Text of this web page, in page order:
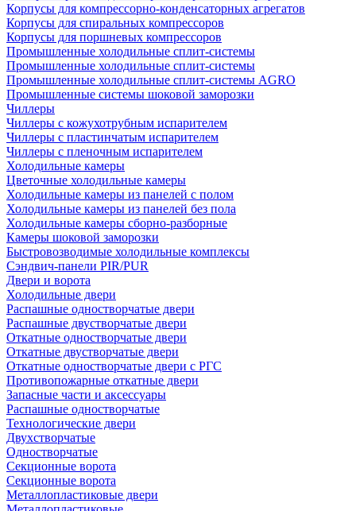
Корпусы для компрессорно-конденсаторных агрегатов
Корпусы для спиральных компрессоров
Корпусы для поршневых компрессоров
Промышленные холодильные сплит-системы
Промышленные холодильные сплит-системы
Промышленные холодильные сплит-системы AGRO
Промышленные системы шоковой заморозки
Чиллеры
Чиллеры с кожухотрубным испарителем
Чиллеры с пластинчатым испарителем
Чиллеры с пленочным испарителем
Холодильные камеры
Цветочные холодильные камеры
Холодильные камеры из панелей с полом
Холодильные камеры из панелей без пола
Холодильные камеры сборно-разборные
Камеры шоковой заморозки
Быстровозводимые холодильные комплексы
Сэндвич-панели PIR/PUR
Двери и ворота
Холодильные двери
Распашные одностворчатые двери
Распашные двустворчатые двери
Откатные одностворчатые двери
Откатные двустворчатые двери
Откатные одностворчатые двери с РГС
Противопожарные откатные двери
Запасные части и аксессуары
Распашные одностворчатые
Технологические двери
Двухстворчатые
Одностворчатые
Секционные ворота
Секционные ворота
Металлопластиковые двери